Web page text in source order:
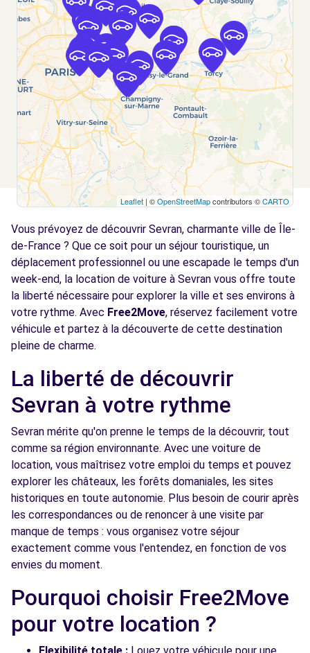
Voir l'agence
Free2Move Rent - GARAGE DE L'EUROPE -
LE RAINCY (C)
4.8
144 AVENUE THIERS
LE RAINCY, 93340
Voir l'agence
Free2move Rent - S&You - BONDY (P)
5.2 km
BONDY, FR-93, 93140
Voir l'agence
Free2move Rent - GARAGE DE TREMBLAY -
TREMBLAY (P)
5.2
km
73 Rue de Roissy
Voir l'agence
Free2move Rent - GARAGE DE TREMBLAY -
TREMBLAY (C)
5.2
km
Rue de Roissy
Tremblay, 93290
Voir l'agence
Free2move Rent - S&You - BONDY (C)
BONDY, 93140
Voir l'agence
Leaflet | ©OpenStreetMapcontributors ©CARTO
Vous prévoyez de découvrir Sevran, charmante ville de Île-
de-France ? Que ce soit pour un séjour touristique, un
déplacement professionnel ou une escapade le temps d'un
week-end, la location de voiture à Sevran vous offre toute
la liberté nécessaire pour explorer la ville et ses environs à
votre rythme. Avec Free2Move, réservez facilement votre
véhicule et partez à la découverte de cette destination
pleine de charme.
La liberté de découvrir
Sevran à votre rythme
Sevran mérite qu'on prenne le temps de la découvrir, tout
comme sa région environnante. Avec une voiture de
location, vous maîtrisez votre emploi du temps et pouvez
explorer les châteaux, les forêts domaniales, les sites
historiques en toute autonomie. Plus besoin de courir après
les correspondances ou de renoncer à une visite par
manque de temps : vous organisez votre séjour
exactement comme vous l'entendez, en fonction de vos
envies du moment.
Pourquoi choisir Free2Move
pour votre location ?